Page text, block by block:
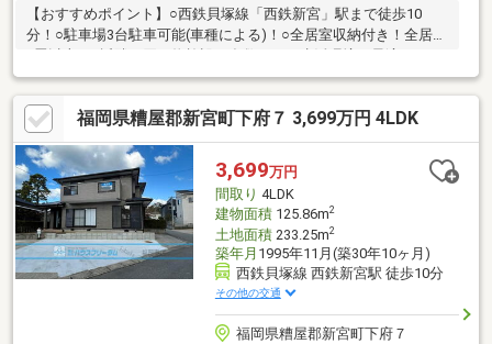
【おすすめポイント】○西鉄貝塚線「西鉄新宮」駅まで徒歩10
分！○駐車場3台駐車可能(車種による)！○全居室収納付き！全居室
ア！【リフォーム内容】○クロス張替え○フロアタイル上張り○畳
表替え○襖・障子張替え○クッションフロア張替え○建具一部交換○
給湯器交換○キッチン新品交換○ユニットバス新品交換○トイレ新
品交換○洗面化粧台新品交換○外壁・屋根塗装○駐車場増設○玄関ド
ア交換 等いつでもご内覧可能ですので、お気軽にお問い合わせ下
さい！
福岡県糟屋郡新宮町下府７ 3,699万円 4LDK
3,699万円
間取り 4LDK
建物面積125.86m2
土地面積233.25m2
築年月 1995年11月(築30年10ヶ月)
西鉄貝塚線 西鉄新宮駅 徒歩10分
その他の交通
福岡県糟屋郡新宮町下府７